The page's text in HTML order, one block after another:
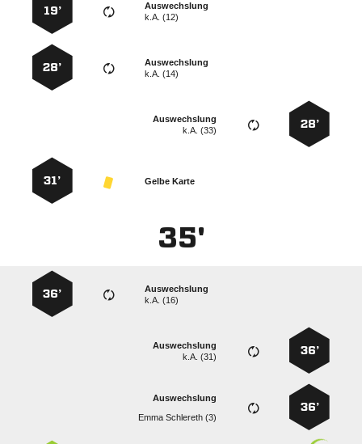
Auswechslung
k.A. (12)
19’
Auswechslung
k.A. (14)
28’
28’
Auswechslung
k.A. (33)
Gelbe Karte
31’
35'
Auswechslung
k.A. (16)
36’
36’
Auswechslung
k.A. (31)
36’
Auswechslung
  